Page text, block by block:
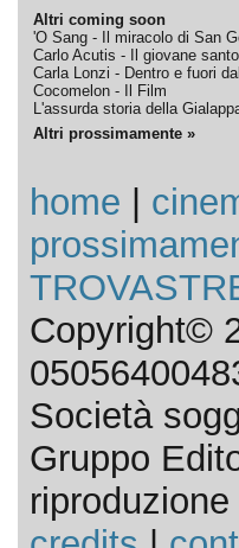
Altri coming soon
'O Sang - Il miracolo di San
Carlo Acutis - Il giovane santo
Carla Lonzi - Dentro e fuori
Cocomelon - Il Film
L'assurda storia della
Altri prossimamente »
home
Copyright©
Società
Gruppo